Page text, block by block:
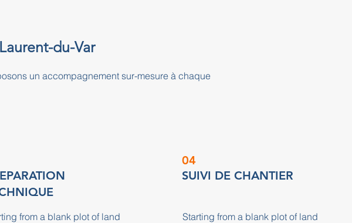
du-Var
un accompagnement sur-mesure à chaque
from a blank plot of land
04
SUIVI DE CHANTIER
Starting from a blank plot of land